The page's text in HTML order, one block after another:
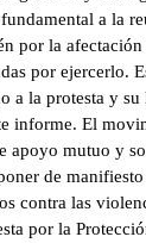
a la
por la
por ejercerlo.
a la protesta y
informe. El
apoyo mutuo y
de
contra las
por la